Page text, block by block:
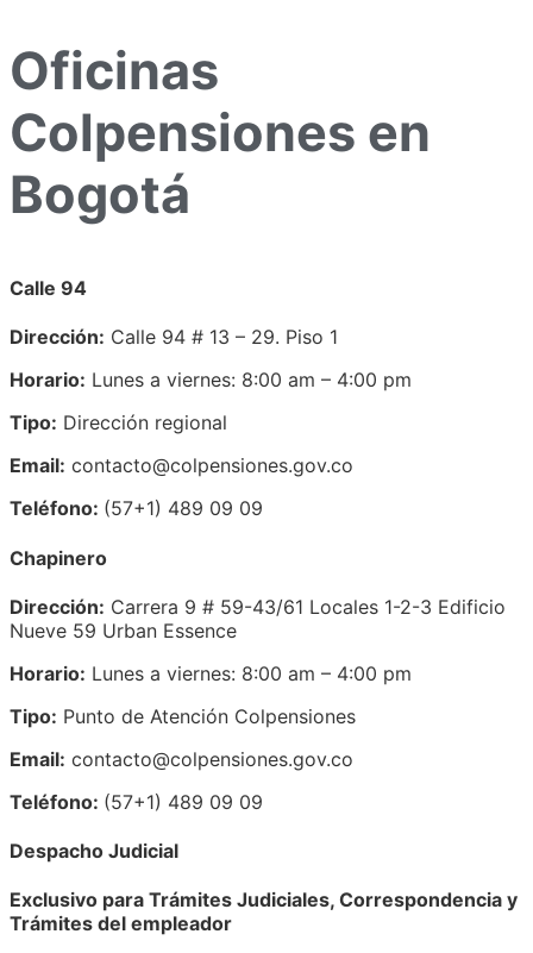
Oficinas
Colpensiones en
Bogotá
Calle 94
Dirección: Calle 94 # 13 – 29. Piso 1
Horario: Lunes a viernes: 8:00 am – 4:00 pm
Tipo: Dirección regional
Email: contacto@colpensiones.gov.co
Teléfono: (57+1) 489 09 09
Chapinero
Dirección: Carrera 9 # 59-43/61 Locales 1-2-3 Edificio
Nueve 59 Urban Essence
Horario: Lunes a viernes: 8:00 am – 4:00 pm
Tipo: Punto de Atención Colpensiones
Email: contacto@colpensiones.gov.co
Teléfono: (57+1) 489 09 09
Despacho Judicial
Exclusivo para Trámites Judiciales, Correspondencia y
Trámites del empleador